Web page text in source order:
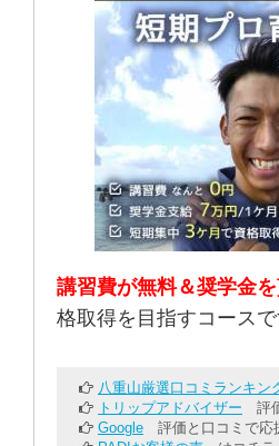
講習費が無料＆奨学金
格取得を目指すコース
八重山厳選口コミランキン
トリップアドバイザー 評
Google 評価と口コミで応